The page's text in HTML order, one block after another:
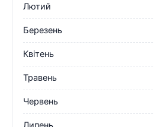
Лютий
Березень
Квітень
Травень
Червень